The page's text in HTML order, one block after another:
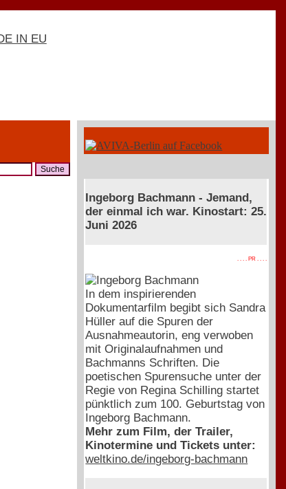
Ingeborg Bachmann - Jemand,
der einmal ich war. Kinostart: 25.
Juni 2026
. . . . PR . . . .
In dem inspirierenden
Dokumentarfilm begibt sich Sandra
Hüller auf die Spuren der
Ausnahmeautorin, eng verwoben
mit Originalaufnahmen und
Bachmanns Schriften. Die
poetischen Spurensuche unter der
Regie von Regina Schilling startet
pünktlich zum 100. Geburtstag von
Ingeborg Bachmann.
Mehr zum Film, der Trailer,
Kinotermine und Tickets unter:
weltkino.de/ingeborg-bachmann